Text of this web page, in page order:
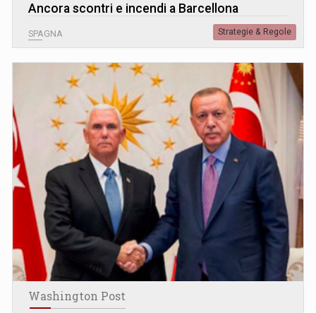
Ancora scontri e incendi a Barcellona
SPAGNA Strategie & Regole
Washington Post